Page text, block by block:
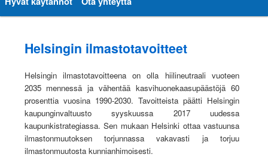
Helsingin ilmastotavoitteet
Helsingin ilmastotavoitteena on olla hiilineutraali vuoteen
2035 mennessä ja vähentää kasvihuonekaasupäästöjä 60
prosenttia vuosina 1990-2030. Tavoitteista päätti Helsingin
kaupunginvaltuusto syyskuussa 2017 uudessa
kaupunkistrategiassa. Sen mukaan Helsinki ottaa vastuunsa
ilmastonmuutoksen torjunnassa vakavasti ja torjuu
ilmastonmuutosta kunnianhimoisesti.